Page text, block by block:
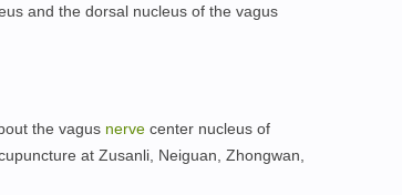
and the dorsal nucleus of the vagus
the vagus nerve center nucleus of
at Zusanli, Neiguan, Zhongwan,